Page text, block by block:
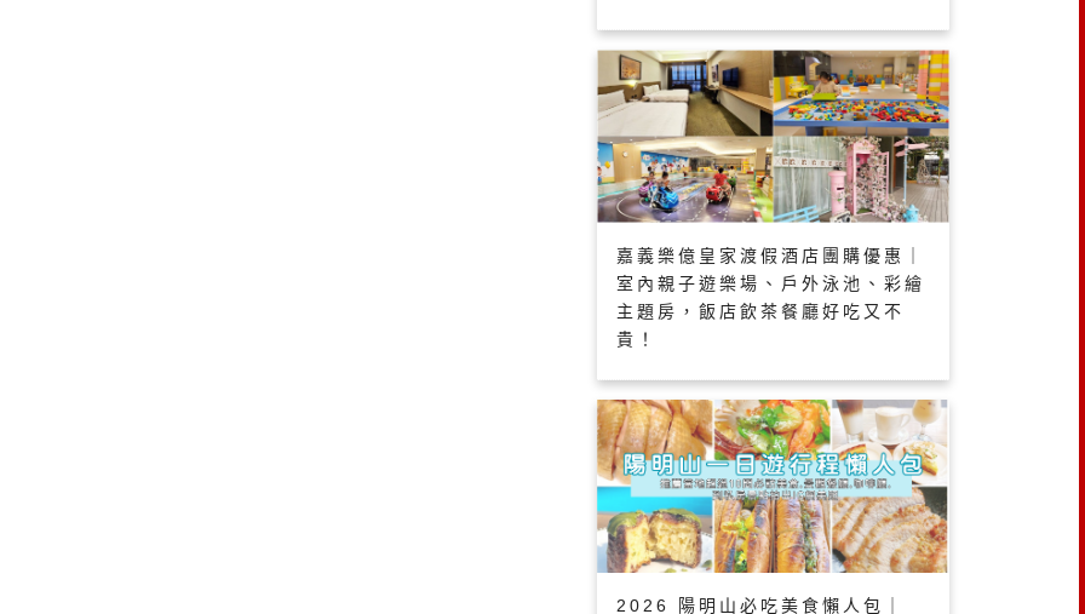
嘉義樂億皇家渡假酒店團購優惠｜
室內親子遊樂場、戶外泳池、彩繪
主題房，飯店飲茶餐廳好吃又不
貴！
2026 陽明山必吃美食懶人包｜